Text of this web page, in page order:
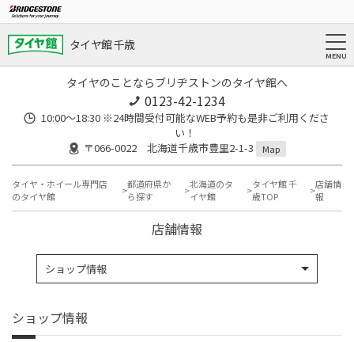
タイヤ館 千歳
タイヤのことならブリヂストンのタイヤ館へ
0123-42-1234
10:00～18:30 ※24時間受付可能なWEB予約も是非ご利用くださ
い！
〒066-0022 北海道千歳市豊里2-1-3
Map
タイヤ・ホイール専門店
のタイヤ館
都道府県か
ら探す
北海道のタ
イヤ館
タイヤ館 千
歳TOP
店舗情
報
店舗情報
ショップ情報
ショップ情報